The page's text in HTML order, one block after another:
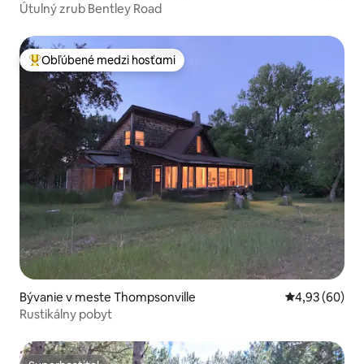
Útulný zrub Bentley Road
Najobľúbenejšie medzi hosťami
Obľúbené medzi hosťami
Bývanie v meste Thompsonville Priemerné
4,93 (60)
Rustikálny pobyt